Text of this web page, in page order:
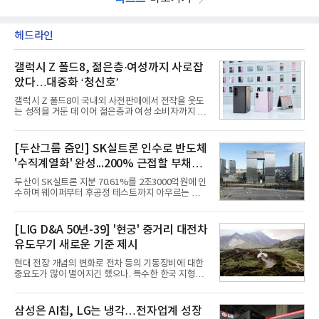
헤드라인
갤럭시 Z 폴드8, 젊은층·여성까지 사로잡
았다…대중화 ‘청신호’
갤럭시 Z 폴드8이 국내외 사전판매에서 전작을 웃도
는 성적을 거둔 데 이어 젊은층과 여성 소비자까지 빠
산성을 앞세운 기존 폴드의 소비자층에서 벗어나 디
자인과 휴대성을 강화하면서 폴더블폰의 대중화를 본
격화하고 있다는 분석이 나온다.10일 카운터포인트
리서치에 따르면 갤럭시 Z8 시리즈의 글로벌 사전판
매량은 전작 대비 30% 이상 증가했다. 국내 사전판매
량은 전작 대비 39% 늘었고 유럽에서도 20% 이상
증가했다. 미국에서도 역대 폴드 시리즈 가운데 가장
폼팩터 변화가 영향
[두산그룹 줌인] SK실트론 인수로 반도체
'수직계열화' 완성...200% 근접할 부채비
율 부담
두산이 SK실트론 지분 70.61%를 2조3000억원에 인
수하며 웨이퍼부터 후공정 테스트까지 아우르는 반도
지난해 5742억원의 순손실을 내며 신용등급 하향검
토 대상에 올라 있다. 두산의 연결 기준 부채비율도 인
수금융 1조원을 가정할 경우 200%에 근접한 191%
까지 오를 것으로 신용평가사들은 추산하고 있다.10
일 금융감독원 전자공시와 업계 등에 따르면 ㈜두산
은 지난달 31일 이사회를 열고 SK㈜가 보유한 SK실
트론 지분 70.61%를 인수하는 주식매매계약(SPA)
다. 매각 대상 지분은 SK㈜가
[LIG D&A 50년-39] '현궁' 중거리 대전차
유도무기 새로운 기준 제시
현대 전장 개념의 변화로 전차 등의 기동장비에 대한
중요도가 많이 떨어지긴 했으나. 특수한 한국 지형을
로 평가되고 있다. 그러나 우리 군이 운용 중인 대전차
무기는 관통력과 유효사거리 모두 만족스럽지 못해
삼성은 AI칩, LG는 냉각…전자업계 성장